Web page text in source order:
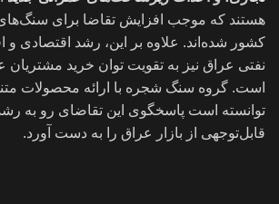
هستند که موجب افزایش تقاضا برای
کشور شده‌اند. علاوه بر این، رشد اقتصادی و
نفتی عراق نیز به تقویت توان خرید
است. گروه سنگ شجره با ارائه محصولات
توانسته است پاسخگوی این تقاضای رو به
قابل‌توجهی از بازار عراق را به دست آورد.